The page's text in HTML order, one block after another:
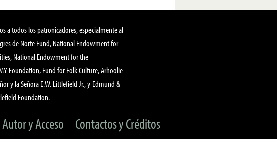
a todos los patronicadores, especialmente al
de Norte Fund, National Endowment for
National Endowment for the
Foundation, Fund for Folk Culture, Arhoolie
y la Señora E.W. Littlefield Jr., y Edmund &
Foundation.
y Acceso Contactos y Créditos